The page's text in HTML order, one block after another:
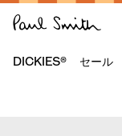
DICKIES® セール